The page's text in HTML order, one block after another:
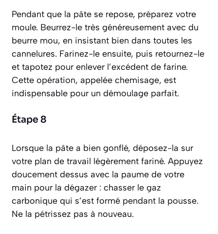
Pendant que la pâte se repose, préparez votre
moule. Beurrez-le très généreusement avec du
beurre mou, en insistant bien dans toutes les
cannelures. Farinez-le ensuite, puis retournez-le
et tapotez pour enlever l’excédent de farine.
Cette opération, appelée chemisage, est
indispensable pour un démoulage parfait.
Étape 8
Lorsque la pâte a bien gonflé, déposez-la sur
votre plan de travail légèrement fariné. Appuyez
doucement dessus avec la paume de votre
main pour la dégazer : chasser le gaz
carbonique qui s’est formé pendant la pousse.
Ne la pétrissez pas à nouveau.